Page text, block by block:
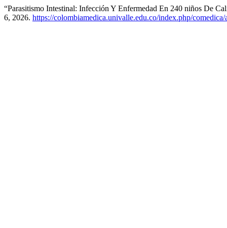
“Parasitismo Intestinal: Infección Y Enfermedad En 240 niños De
6, 2026. https://colombiamedica.univalle.edu.co/index.php/